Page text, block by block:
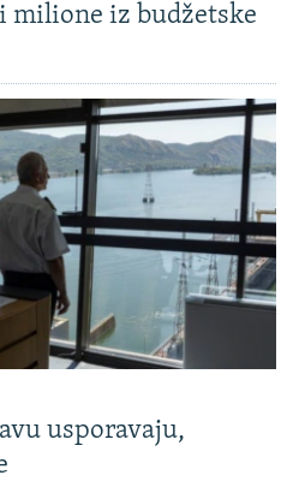
milione iz budžetske
usporavaju,